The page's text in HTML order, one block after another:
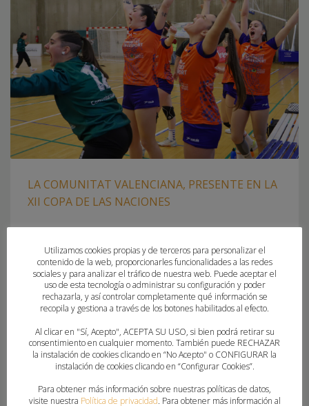
LA COMUNITAT VALENCIANA, PRESENTE EN LA
XII COPA DE LAS NACIONES
EL COMBINADO ABSOLUTO FEMENINO ESTARÁ DIRIGIDO POR
ADRIÁN RIBES Y RUBÉN MUÑOZ La Comunitat Valenciana
participará en la XII Copa de las Naciones de Balonmano
Femenino que se disputará el 3 y 4 de junio en Banyoles
(Girona) junto a los combinados autonómicos de Catalunya,
Euskadi y Galicia en categoría sénior. Una competición que
reúne
PUBLICADO EN CLUBES
FEDERACION
Utilizamos cookies propias y de terceros para personalizar el
contenido de la web, proporcionarles funcionalidades a las redes
sociales y para analizar el tráfico de nuestra web. Puede aceptar el
uso de esta tecnología o administrar su configuración y poder
rechazarla, y así controlar completamente qué información se
recopila y gestiona a través de los botones habilitados al efecto.
Al clicar en "Sí, Acepto", ACEPTA SU USO, si bien podrá retirar su
consentimiento en cualquier momento. También puede RECHAZAR
la instalación de cookies clicando en “No Acepto" o CONFIGURAR la
instalación de cookies clicando en “Configurar Cookies”.
Para obtener más información sobre nuestras políticas de datos,
visite nuestra Política de privacidad. Para obtener más información al